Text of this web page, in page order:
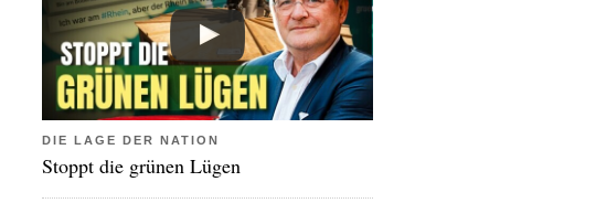
DIE LAGE DER NATION
Stoppt die grünen Lügen